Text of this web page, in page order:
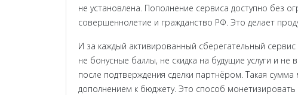
не установлена. Пополнение сервиса доступно без
совершеннолетие и гражданство РФ. Это делает
И за каждый активированный сберегательный
не бонусные баллы, не скидка на будущие услуги и
после подтверждения сделки партнёром. Такая
дополнением к бюджету. Это способ